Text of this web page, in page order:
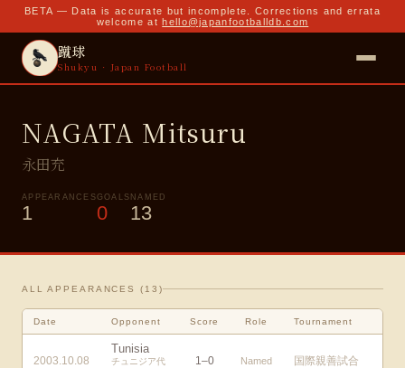
BETA — Data is accurate but incomplete. Corrections and errata
welcome at hello@japanfootballdb.com
蹴球
Shukyu · Japan Football
NAGATA Mitsuru
永田充
APPEARANCES
1
GOALS
0
NAMED
13
ALL APPEARANCES ( 13 )
Date Opponent Score Role Tournament
2003.10.08
Tunisia
チュニジア代
1–0 Named 国際親善試合